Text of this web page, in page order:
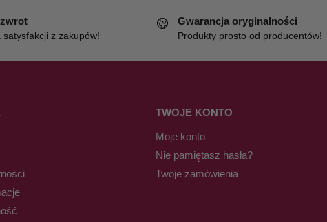
satysfakcji z zakupów!
Gwarancja oryginalności
Produkty prosto od producentów!
TWOJE KONTO
Moje konto
Nie pamiętasz hasła?
Twoje zamówienia